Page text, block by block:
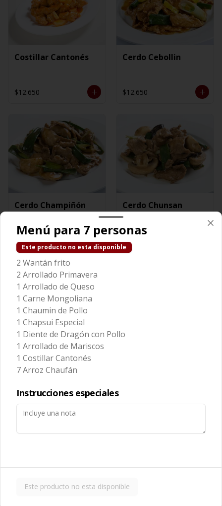
Costillar Cantonés
$12.650
Cerdo Cebollin
$12.650
Cerdo Champiñón
$13.450
Cerdo Chunsan
$13.750
Cerdo Curry
$13.450
Menú para 7 personas
Este producto no esta disponible
2 Wantán frito
2 Arrollado Primavera
1 Arrollado de Queso
1 Carne Mongoliana
1 Chaumin de Pollo
1 Chapsui Especial
1 Diente de Dragón con Pollo
1 Arrollado de Mariscos
1 Costillar Cantonés
7 Arroz Chaufán
Instrucciones especiales
Este producto no esta disponible